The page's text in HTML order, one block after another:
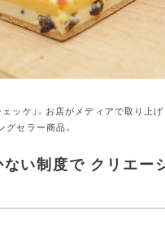
ッケ」。お店がメディアで取り上
セラー商品。
ない制度で クリエー